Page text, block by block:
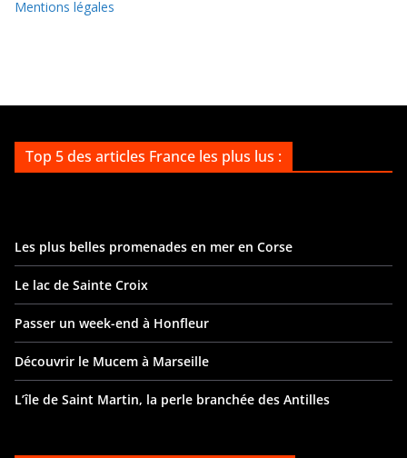
Mentions légales
Top 5 des articles France les plus lus :
Les plus belles promenades en mer en Corse
Le lac de Sainte Croix
Passer un week-end à Honfleur
Découvrir le Mucem à Marseille
L’île de Saint Martin, la perle branchée des Antilles